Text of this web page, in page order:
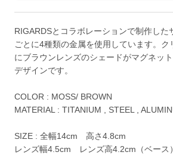
RIGARDSとコラボレーションで制作した
ごとに4種類の金属を使用しています。ク
にブラウンレンズのシェードがマグネッ
デザインです。
COLOR : MOSS/ BROWN
MATERIAL : TITANIUM , STEEL ,
SIZE : 全幅14cm 高さ4.8cm
レンズ幅4.5cm レンズ高4.2cm（ベース）